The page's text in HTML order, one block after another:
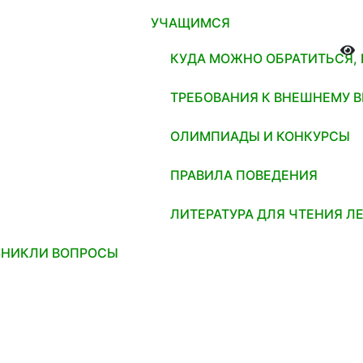
ВОПРОСЫ
УЧАЩИМСЯ
КУДА МОЖНО
ТРЕБОВАНИЯ К ВНЕШНЕМУ
ОЛИМПИАДЫ И КОНКУРСЫ
ПРАВИЛА ПОВЕДЕНИЯ
ЛИТЕРАТУРА ДЛЯ ЧТЕНИЯ